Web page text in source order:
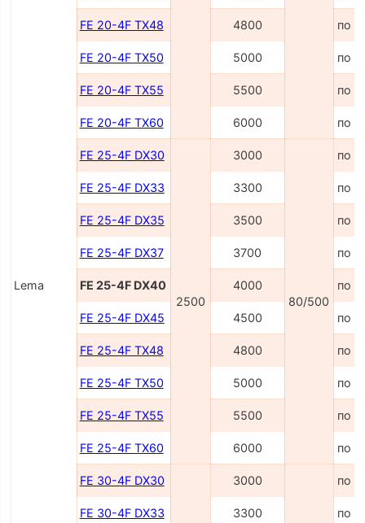
Lema
FE 20-4F TX48 4800 по
FE 20-4F TX50 5000 по
FE 20-4F TX55 5500 по
FE 20-4F TX60 6000 по
FE 25-4F DX30
2500
3000
80/500
по
FE 25-4F DX33 3300 по
FE 25-4F DX35 3500 по
FE 25-4F DX37 3700 по
FE 25-4F DX40 4000 по
FE 25-4F DX45 4500 по
FE 25-4F TX48 4800 по
FE 25-4F TX50 5000 по
FE 25-4F TX55 5500 по
FE 25-4F TX60 6000 по
FE 30-4F DX30 3000 по
FE 30-4F DX33 3300 по